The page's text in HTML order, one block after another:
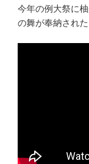
今年の例大祭に
の舞が奉納された